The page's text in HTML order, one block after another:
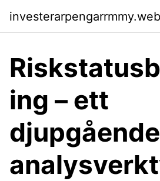
ing – ett
djupgående